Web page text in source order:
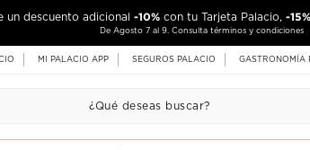
un descuento adicional -10% con tu Tarjeta Palacio, -15%
De Agosto 7 al 9. Consulta términos y condiciones
MI PALACIO APP SEGUROS PALACIO GASTRONOMÍA